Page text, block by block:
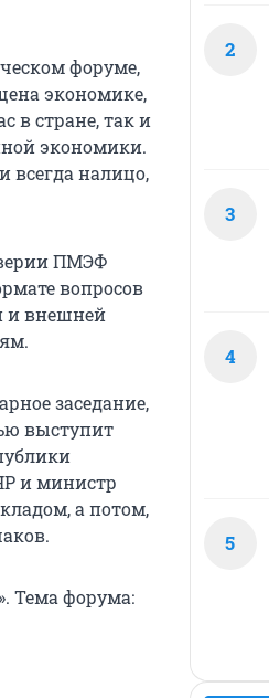
форуме,
экономике,
в стране, так и
экономики.
всегда налицо,
ПМЭФ
вопросов
и внешней
заседание,
выступит
и министр
а потом,
Тема форума:
2
3
4
5